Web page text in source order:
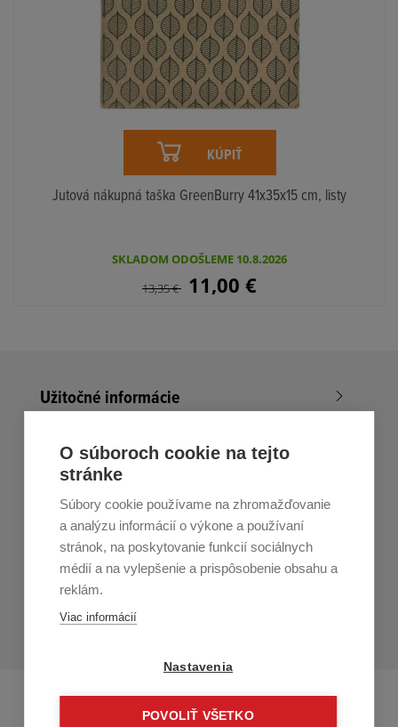
KÚPIŤ
Jutová nákupná taška GreenBurry 41x35x15 cm, listy
SKLADOM ODOŠLEME 10.8.2026
13,35€ 11,00 €
Užitočné informácie
Nákup v All4Men.sk
Zákaznícky servis
Prihláste sa k odberu noviniek
Prihlásiť
osoby staršie ako 16 rokov!
O súboroch cookie na tejto
stránke
Súbory cookie používame na zhromažďovanie
a analýzu informácií o výkone a používaní
stránok, na poskytovanie funkcií sociálnych
médií a na vylepšenie a prispôsobenie obsahu a
reklám.
Viac informácií
Nastavenia
POVOLIŤ VŠETKO